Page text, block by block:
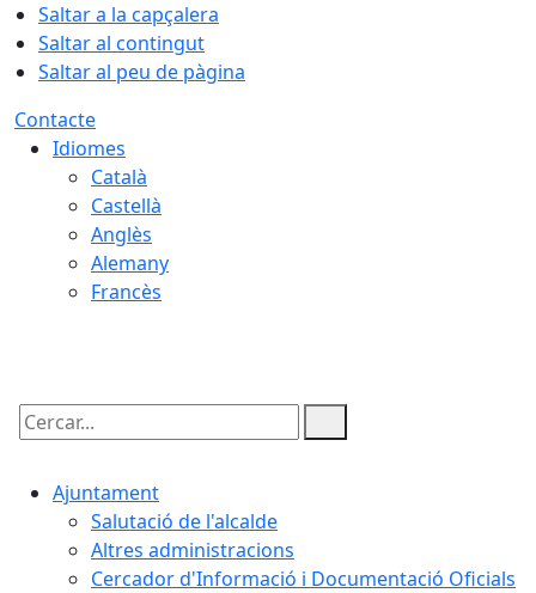
Saltar a la capçalera
Saltar al contingut
Saltar al peu de pàgina
Contacte
Idiomes
Català
Castellà
Anglès
Alemany
Francès
Cercar:
Ajuntament
Salutació de l'alcalde
Altres administracions
Cercador d'Informació i Documentació Oficials